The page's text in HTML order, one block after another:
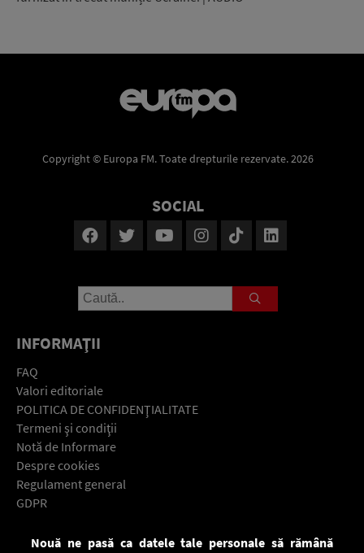
Copyright © Europa FM. Toate drepturile rezervate. 2026
SOCIAL
INFORMAŢII
FAQ
Valori editoriale
POLITICA DE CONFIDENŢIALITATE
Termeni şi condiţii
Notă de Informare
Despre cookies
Regulament general
GDPR
Nouă ne pasă ca datele tale personale să rămână